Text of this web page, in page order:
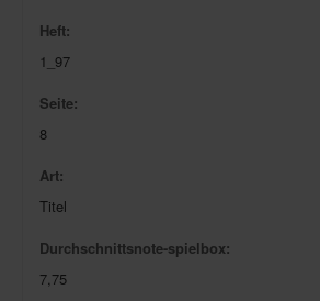
Download spielbox Special 2025
Spieledatenbank
Premium login
Neuheiten-New Games
Heft:
1_97
Seite:
8
Art:
Titel
Durchschnittsnote-spielbox:
7,75